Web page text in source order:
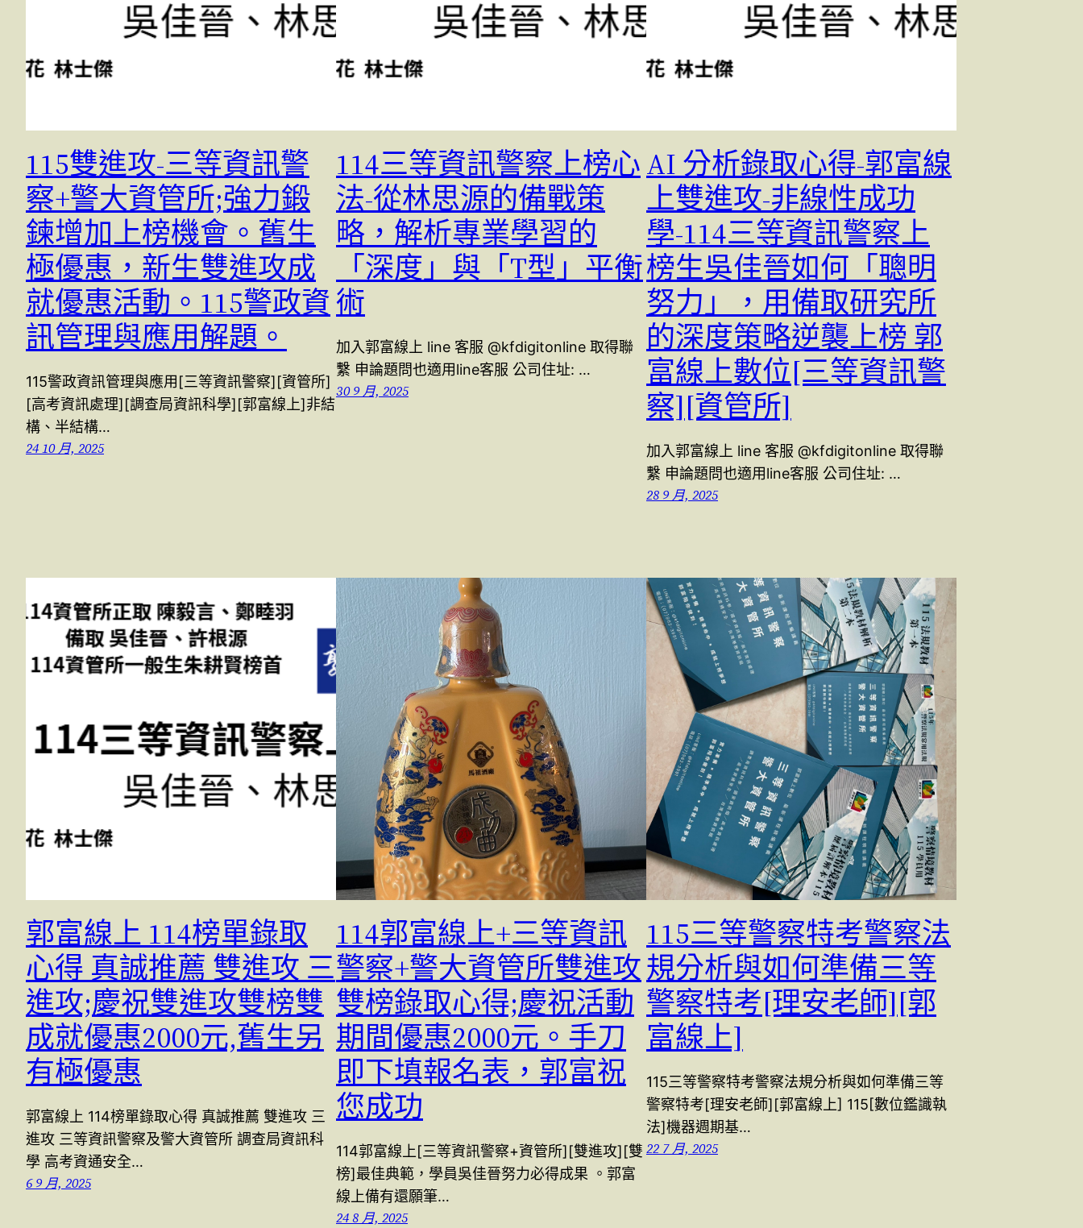
115雙進攻-三等資訊警
察+警大資管所;強力鍛
鍊增加上榜機會。舊生
極優惠，新生雙進攻成
就優惠活動。115警政資
訊管理與應用解題。
115警政資訊管理與應用[三等資訊警察][資管所]
[高考資訊處理][調查局資訊科學][郭富線上]非結
構、半結構…
24 10 月, 2025
114三等資訊警察上榜心
法-從林思源的備戰策
略，解析專業學習的
「深度」與「T型」平衡
術
加入郭富線上 line 客服 @kfdigitonline 取得聯
繫 申論題問也適用line客服 公司住址: …
30 9 月, 2025
AI 分析錄取心得-郭富線
上雙進攻-非線性成功
學-114三等資訊警察上
榜生吳佳晉如何「聰明
努力」，用備取研究所
的深度策略逆襲上榜 郭
富線上數位[三等資訊警
察][資管所]
加入郭富線上 line 客服 @kfdigitonline 取得聯
繫 申論題問也適用line客服 公司住址: …
28 9 月, 2025
郭富線上 114榜單錄取
心得 真誠推薦 雙進攻 三
進攻;慶祝雙進攻雙榜雙
成就優惠2000元,舊生另
有極優惠
郭富線上 114榜單錄取心得 真誠推薦 雙進攻 三
進攻 三等資訊警察及警大資管所 調查局資訊科
學 高考資通安全…
6 9 月, 2025
114郭富線上+三等資訊
警察+警大資管所雙進攻
雙榜錄取心得;慶祝活動
期間優惠2000元。手刀
即下填報名表，郭富祝
您成功
114郭富線上[三等資訊警察+資管所][雙進攻][雙
榜]最佳典範，學員吳佳晉努力必得成果 。郭富
線上備有還願筆…
24 8 月, 2025
115三等警察特考警察法
規分析與如何準備三等
警察特考[理安老師][郭
富線上]
115三等警察特考警察法規分析與如何準備三等
警察特考[理安老師][郭富線上] 115[數位鑑識執
法]機器週期基…
22 7 月, 2025